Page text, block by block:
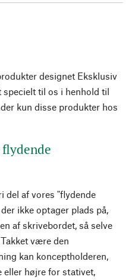
designet Eksklusiv
til os i henhold til
kun disse produkter hos
del af vores "flydende
ikke optager plads på,
af skrivebordet, så selve
være den
kan konceptholderen,
højre for stativet,